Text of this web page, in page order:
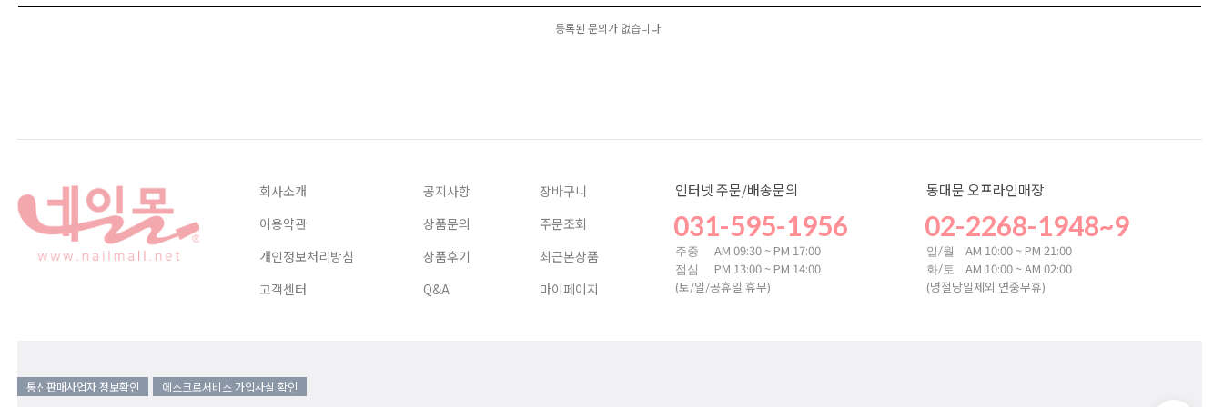
등록된 문의가 없습니다.
회사소개
이용약관
개인정보처리방침
고객센터
공지사항
상품문의
상품후기
Q&A
장바구니
주문조회
최근본상품
마이페이지
인터넷 주문/배송문의
031-595-1956
주중 AM 09:30 ~ PM 17:00
점심
PM 13:00 ~ PM 14:00
(토/일/공휴일 휴무)
동대문 오프라인매장
02-2268-1948~9
일/월 AM 10:00 ~ PM 21:00
화/토
AM 10:00 ~ AM 02:00
(명절당일제외 연중무휴)
통신판매사업자 정보확인 에스크로서비스 가입사실 확인